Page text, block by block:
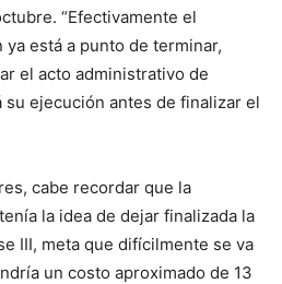
“Efectivamente el
está a punto de terminar,
el acto administrativo de
su ejecución antes de finalizar el
cabe recordar que la
la idea de dejar finalizada la
III, meta que difícilmente se va
un costo aproximado de 13